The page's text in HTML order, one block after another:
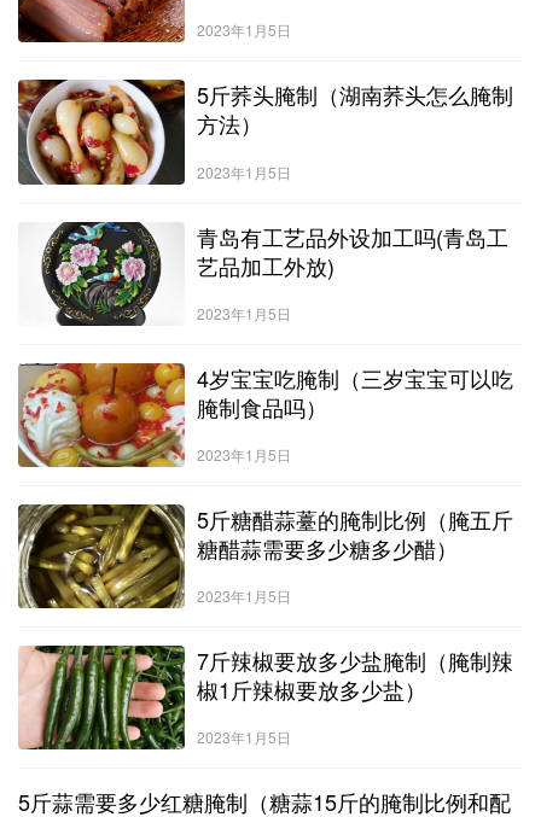
2023年1月5日
5斤荞头腌制（湖南荞头怎么腌制
方法）
2023年1月5日
青岛有工艺品外设加工吗(青岛工
艺品加工外放)
2023年1月5日
4岁宝宝吃腌制（三岁宝宝可以吃
腌制食品吗）
2023年1月5日
5斤糖醋蒜薹的腌制比例（腌五斤
糖醋蒜需要多少糖多少醋）
2023年1月5日
7斤辣椒要放多少盐腌制（腌制辣
椒1斤辣椒要放多少盐）
2023年1月5日
5斤蒜需要多少红糖腌制（糖蒜15斤的腌制比例和配